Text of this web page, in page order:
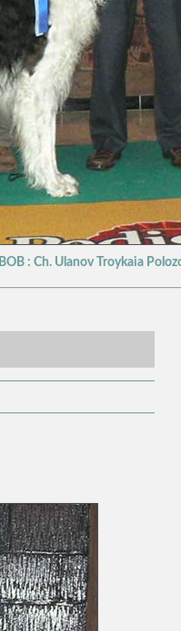
BOB : Ch. Ulanov Troykaia